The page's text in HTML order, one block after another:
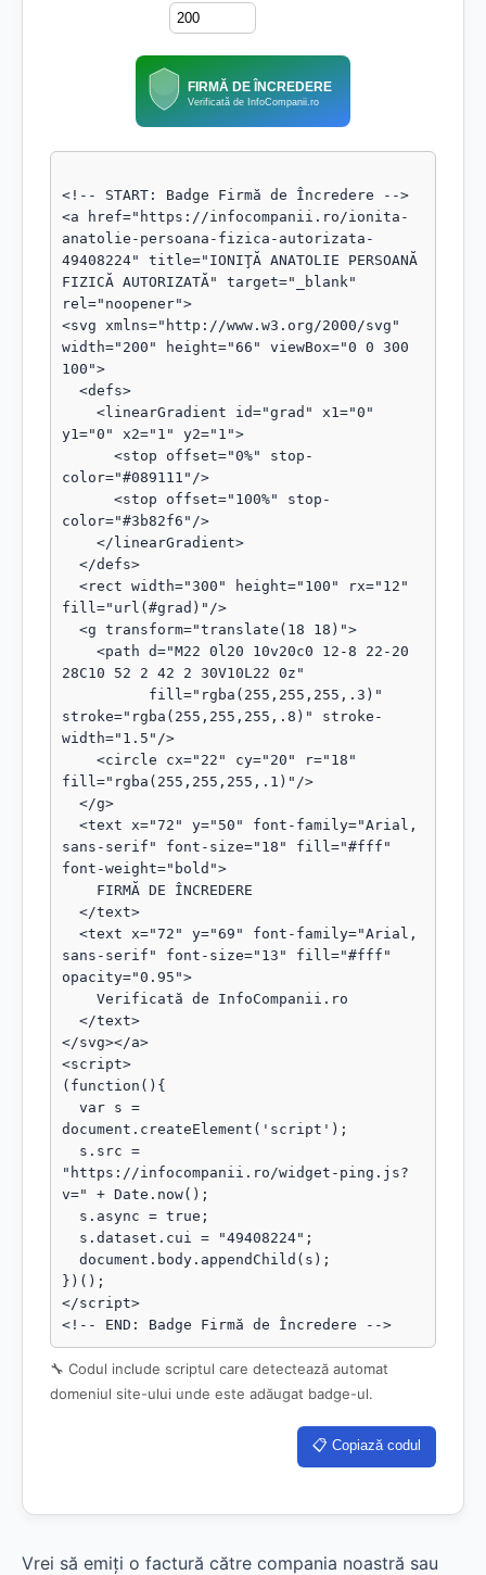
FIRMĂ DE ÎNCREDERE
Verificată de InfoCompanii.ro
<!-- START: Badge Firmă de Încredere -->
<a href="https://infocompanii.ro/ionita-
anatolie-persoana-fizica-autorizata-
49408224" title="IONIŢĂ ANATOLIE PERSOANĂ
FIZICĂ AUTORIZATĂ" target="_blank"
rel="noopener">
<svg xmlns="http://www.w3.org/2000/svg"
width="200" height="66" viewBox="0 0 300
100">
y1="0" x2="1" y2="1">
color="#089111"/>
color="#3b82f6"/>
fill="url(#grad)"/>
28C10 52 2 42 2 30V10L22 0z"
stroke="rgba(255,255,255,.8)" stroke-
width="1.5"/>
fill="rgba(255,255,255,.1)"/>
sans-serif" font-size="18" fill="#fff"
font-weight="bold">
sans-serif" font-size="13" fill="#fff"
opacity="0.95">
</svg></a>
<script>
(function(){
document.createElement('script');
"https://infocompanii.ro/widget-ping.js?
v=" + Date.now();
})();
</script>
<!-- END: Badge Firmă de Încredere -->
🔧 Codul include scriptul care detectează automat
domeniul site-ului unde este adăugat badge-ul.
📋 Copiază codul
Vrei să emiți o factură către compania noastră sau